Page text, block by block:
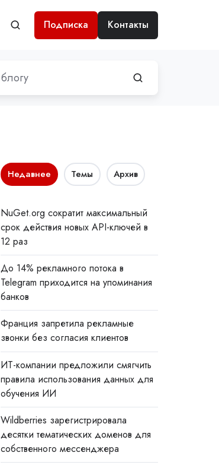
Подписка Контакты
Недавнее Темы Архив
NuGet.org сократит максимальный
срок действия новых API-ключей в
12 раз
До 14% рекламного потока в
Telegram приходится на упоминания
банков
Франция запретила рекламные
звонки без согласия клиентов
ИТ-компании предложили смягчить
правила использования данных для
обучения ИИ
Wildberries зарегистрировала
десятки тематических доменов для
собственного мессенджера